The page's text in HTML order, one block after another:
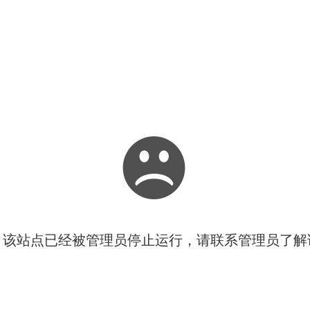
站点已经被管理员停止运行，请联系管理员了